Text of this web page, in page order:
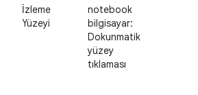
İzleme
Yüzeyi
notebook
bilgisayar:
Dokunmatik
yüzey
tıklaması